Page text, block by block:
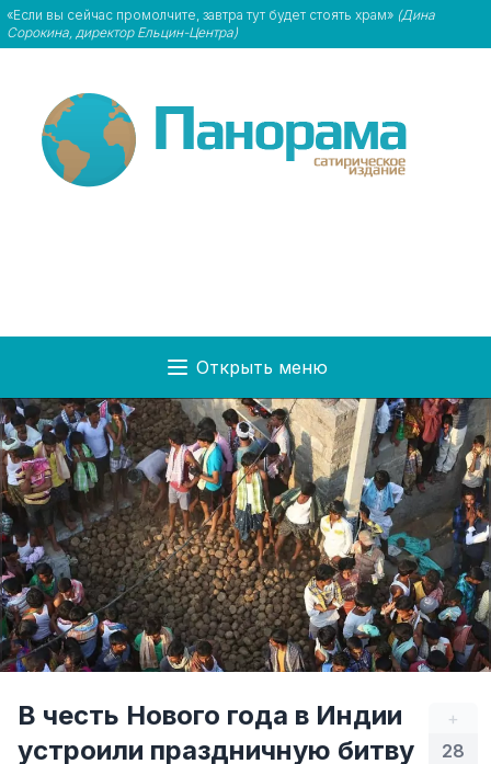
«Если вы сейчас промолчите, завтра тут будет стоять храм» (Дина
Сорокина, директор Ельцин-Центра)
Открыть меню
+
28
В честь Нового года в Индии
устроили праздничную битву